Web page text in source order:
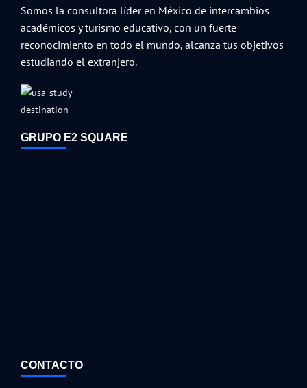
Somos la consultora líder en México de intercambios
académicos y turismo educativo, con un fuerte
reconocimiento en todo el mundo, alcanza tus objetivos
estudiando el extranjero.
GRUPO E2 SQUARE
CONTACTO